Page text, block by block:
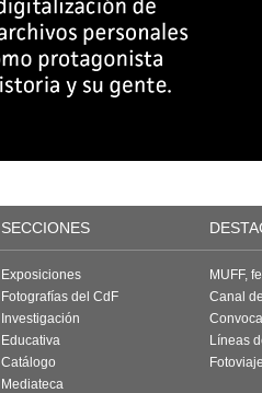
SECCIONES
Exposiciones
Fotografías del CdF
Investigación
Educativa
Catálogo
Mediateca
MUFF,
Canal
Líneas